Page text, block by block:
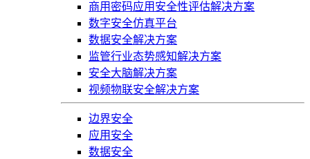
商用密码应用安全性评估解决方案
数字安全仿真平台
数据安全解决方案
监管行业态势感知解决方案
安全大脑解决方案
视频物联安全解决方案
边界安全
应用安全
数据安全